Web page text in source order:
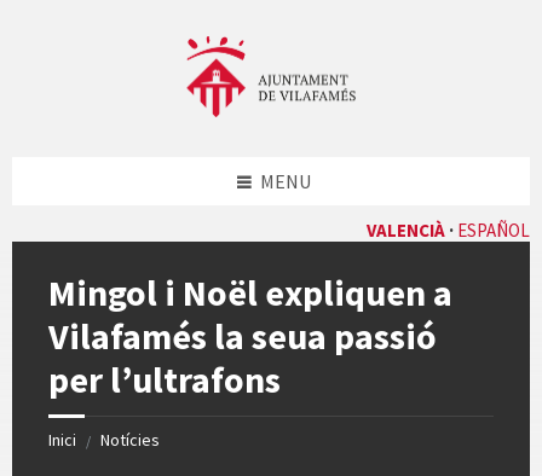
VALENCIÀ ESPAÑOL
MENU
Mingol i Noël expliquen a
Vilafamés la seua passió
per l’ultrafons
Inici / Notícies